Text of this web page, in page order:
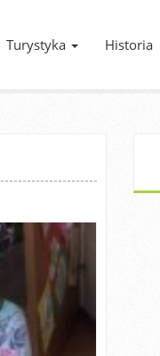
Turystyka Historia